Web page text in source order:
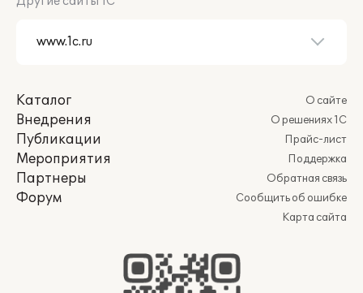
Каталог
Внедрения
Публикации
Мероприятия
Партнеры
Форум
О сайте
О решениях 1С
Прайс-лист
Поддержка
Обратная связь
Сообщить об ошибке
Карта сайта